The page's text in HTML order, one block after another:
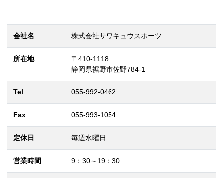
会社名 株式会社サワキュウスポーツ
所在地
〒410-1118
静岡県裾野市佐野784-1
Tel 055-992-0462
Fax 055-993-1054
定休日 毎週水曜日
営業時間 9：30～19：30